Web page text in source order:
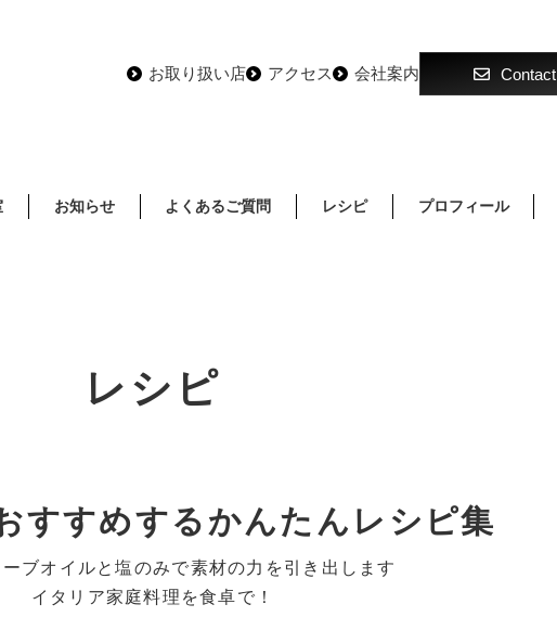
お取り扱い店 アクセス 会社案内 Contact
お知らせ よくあるご質問 レシピ プロフィール
レシピ
すすめするかんたんレシピ集
ブオイルと塩のみで素材の力を引き出します
イタリア家庭料理を食卓で！